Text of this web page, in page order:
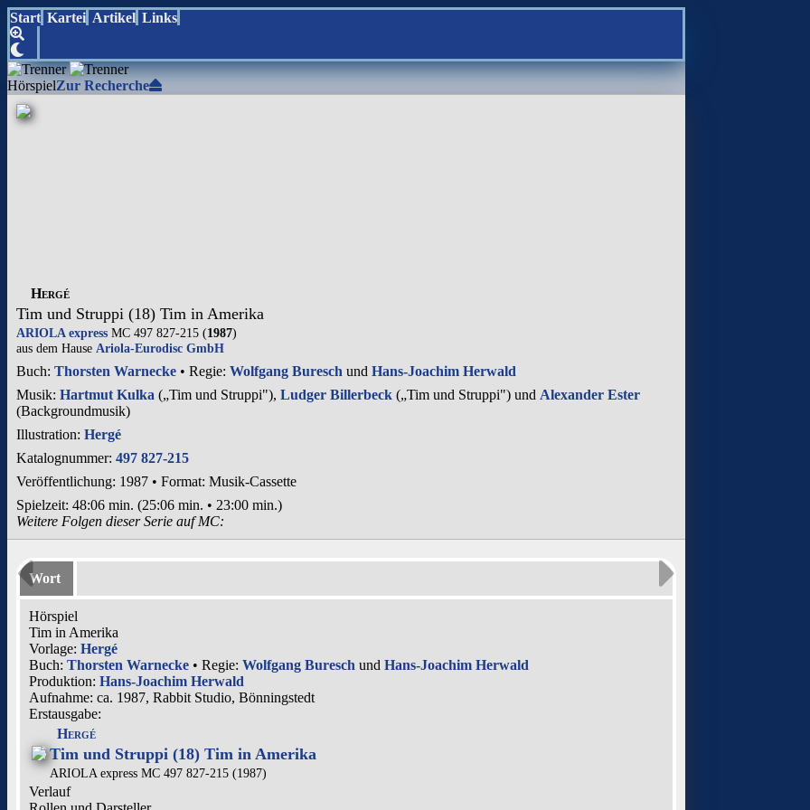
Start Kartei Artikel Links
HörspielZur Recherche
Hergé
Tim und Struppi (18) Tim in Amerika
ARIOLA express MC 497 827-215 (1987)
aus dem Hause Ariola-Eurodisc GmbH
Buch: Thorsten Warnecke • Regie: Wolfgang Buresch und Hans-Joachim Herwald
Musik: Hartmut Kulka („Tim und Struppi"), Ludger Billerbeck („Tim und Struppi") und Alexander Ester
(Backgroundmusik)
Illustration: Hergé
Katalognummer: 497 827-215
Veröffentlichung: 1987 • Format: Musik-Cassette
Spielzeit: 48:06 min. (25:06 min. • 23:00 min.)
Weitere Folgen dieser Serie auf MC:
Wort
Hörspiel
Tim in Amerika
Vorlage: Hergé
Buch: Thorsten Warnecke • Regie: Wolfgang Buresch und Hans-Joachim Herwald
Produktion: Hans-Joachim Herwald
Aufnahme: ca. 1987, Rabbit Studio, Bönningstedt
Erstausgabe:
Hergé
Tim und Struppi (18) Tim in Amerika
ARIOLA express MC 497 827-215 (1987)
Verlauf